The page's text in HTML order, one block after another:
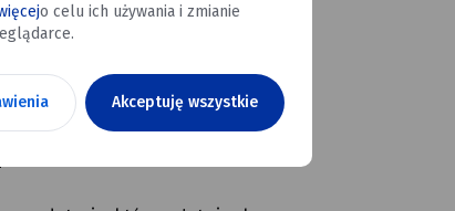
na termomodernizację
o celu ich używania i zmianie
Akceptuję wszystkie